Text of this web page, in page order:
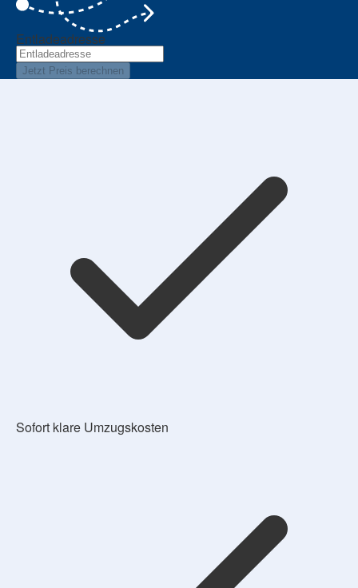
Entladeadresse
Jetzt Preis berechnen
Sofort klare Umzugskosten